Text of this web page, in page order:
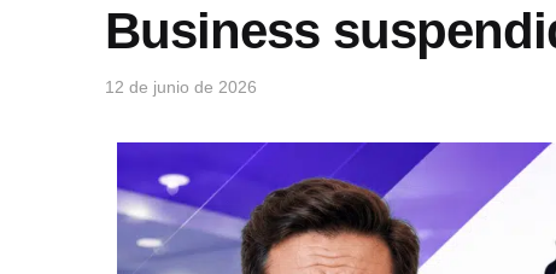
Business
12 de junio de 2026